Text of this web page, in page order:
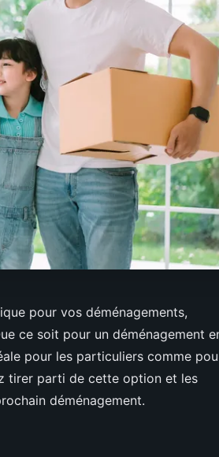
pour vos déménagements,
ce soit pour un déménagement
pour les particuliers comme
tirer parti de cette option et les
déménagement.